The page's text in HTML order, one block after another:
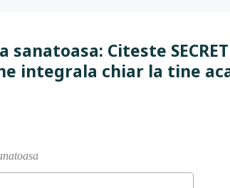
Citeste
integrala chiar la tine